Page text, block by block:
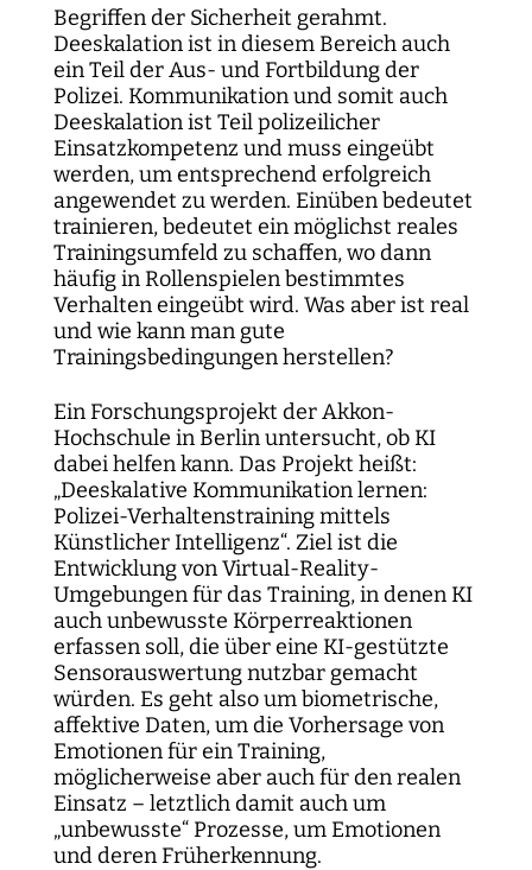
Propaganda
Dynamiken der digitalen Mobilisierung
Lokale digitale Öffentlichkeiten
Digitalisierung und Öffnung der Wissenschaft
Bildung für die digitale Welt
Normsetzung und Entscheidungsverfahren
Digitalisierung und vernetzte Sicherheit
Sicherheit und Transparenz digitaler
Prozesse
Technik, Macht und Herrschaft
WEIZENBAUM DIGITAL SCIENCE CENTER
Metaforschung
Forschungssynthesen
Weizenbaum Panel
Methodenlab
FORSCHENDE
Forschende
Principal Investigators
Fellowships
WEITERE SEITEN
Forschungsprojekte
Open-Access-Publikationsfonds
Das Forschungsprogramm der Aufbauphase
Weizenbaum-Podcasts
Zusammenhalt in der vernetzten Gesellschaft
Pizza und...
Policy Roundtables
Jahresberichte
Weizenbaum Library
Open-Access-Publikationsfonds
Weizenbaum-Filmnacht
DigiMeet
Institut
Principal Investigators
Institutsrat
Kuratorium
Beirat
Netzwerk
Transfer und Dialog
Kommunikation
Personal
Finanzen
IT
Karriereförderung
Stellenangebote
Fellowships
Presse
Newsletter
Begriffen der Sicherheit gerahmt.
Deeskalation ist in diesem Bereich auch
ein Teil der Aus- und Fortbildung der
Polizei. Kommunikation und somit auch
Deeskalation ist Teil polizeilicher
Einsatzkompetenz und muss eingeübt
werden, um entsprechend erfolgreich
angewendet zu werden. Einüben bedeutet
trainieren, bedeutet ein möglichst reales
Trainingsumfeld zu schaffen, wo dann
häufig in Rollenspielen bestimmtes
Verhalten eingeübt wird. Was aber ist real
und wie kann man gute
Trainingsbedingungen herstellen?
Ein Forschungsprojekt der Akkon-
Hochschule in Berlin untersucht, ob KI
dabei helfen kann. Das Projekt heißt:
„Deeskalative Kommunikation lernen:
Polizei-Verhaltenstraining mittels
Künstlicher Intelligenz“. Ziel ist die
Entwicklung von Virtual-Reality-
Umgebungen für das Training, in denen KI
auch unbewusste Körperreaktionen
erfassen soll, die über eine KI-gestützte
Sensorauswertung nutzbar gemacht
würden. Es geht also um biometrische,
affektive Daten, um die Vorhersage von
Emotionen für ein Training,
möglicherweise aber auch für den realen
Einsatz – letztlich damit auch um
„unbewusste“ Prozesse, um Emotionen
und deren Früherkennung.